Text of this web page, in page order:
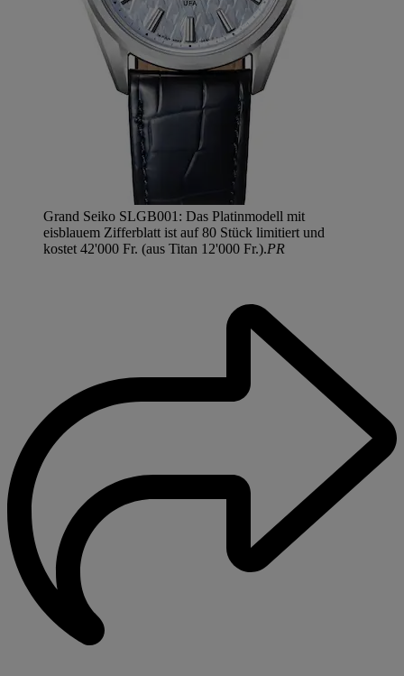
Grand Seiko SLGB001: Das Platinmodell mit
eisblauem Zifferblatt ist auf 80 Stück limitiert und
kostet 42'000 Fr. (aus Titan 12'000 Fr.).PR